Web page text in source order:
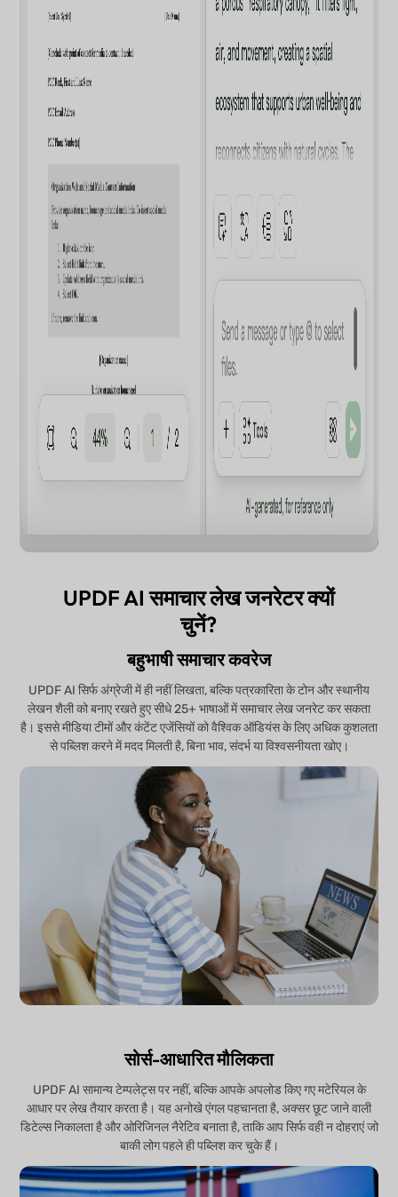
UPDF AI समाचार लेख जनरेटर क्यों
चुनें?
बहुभाषी समाचार कवरेज
UPDF AI सिर्फ अंग्रेजी में ही नहीं लिखता, बल्कि पत्रकारिता के टोन और स्थानीय
लेखन शैली को बनाए रखते हुए सीधे 25+ भाषाओं में समाचार लेख जनरेट कर सकता
है। इससे मीडिया टीमों और कंटेंट एजेंसियों को वैश्विक ऑडियंस के लिए अधिक कुशलता
से पब्लिश करने में मदद मिलती है, बिना भाव, संदर्भ या विश्वसनीयता खोए।
सोर्स-आधारित मौलिकता
UPDF AI सामान्य टेम्पलेट्स पर नहीं, बल्कि आपके अपलोड किए गए मटेरियल के
आधार पर लेख तैयार करता है। यह अनोखे एंगल पहचानता है, अक्सर छूट जाने वाली
डिटेल्स निकालता है और ओरिजिनल नैरेटिव बनाता है, ताकि आप सिर्फ वही न दोहराएं जो
बाकी लोग पहले ही पब्लिश कर चुके हैं।